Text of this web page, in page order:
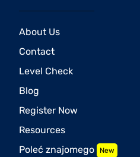
About Us
Contact
Level Check
Blog
Register Now
Resources
Poleć znajomego New